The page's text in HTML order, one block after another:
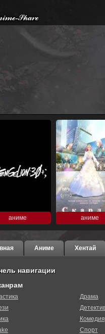
аниме аниме
Аниме Хентай
навигации
Драма
Комедия
Спорт